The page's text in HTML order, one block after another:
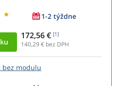
1-2 týždne
172,56 € [1]
140,29€ bez DPH
bez modulu